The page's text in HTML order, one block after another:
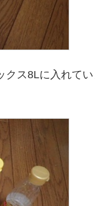
ス8Lに入れて